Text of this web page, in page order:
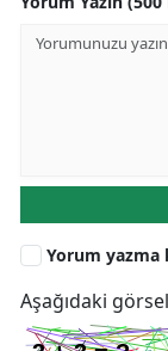
Yorum yazma
Aşağıdaki